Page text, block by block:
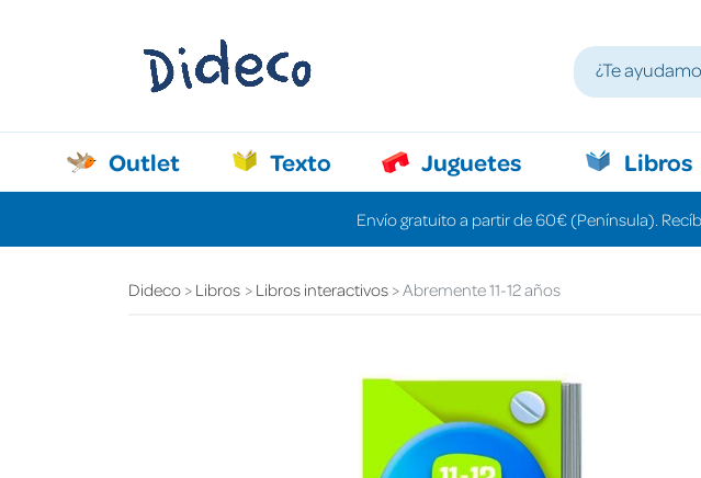
Outlet Texto Juguetes Libros
Envío gratuito a partir de 60€ (Península).
Dideco Libros Libros interactivos Abremente 11-12 años